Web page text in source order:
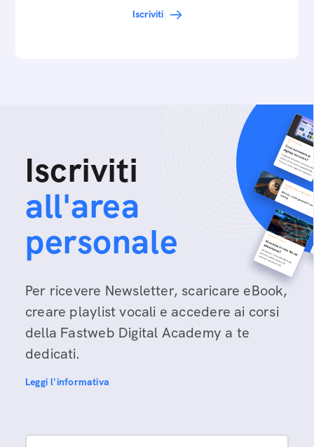
Iscriviti
Iscriviti
all'area
personale
Per ricevere Newsletter, scaricare eBook,
creare playlist vocali e accedere ai corsi
della Fastweb Digital Academy a te
dedicati.
Leggi l'informativa